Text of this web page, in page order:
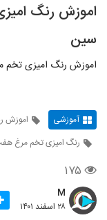
اموزش رنگ
سین
اموزش رنگ امیزی
آموزشی
اموزش
رنگ امیزی تخم مرغ
۱۷۵
M
۲۸ اسفند ۱۴۰۱